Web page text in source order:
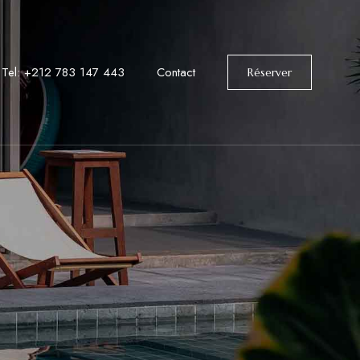
Tel: +212 783 147 443 Contact Réserver